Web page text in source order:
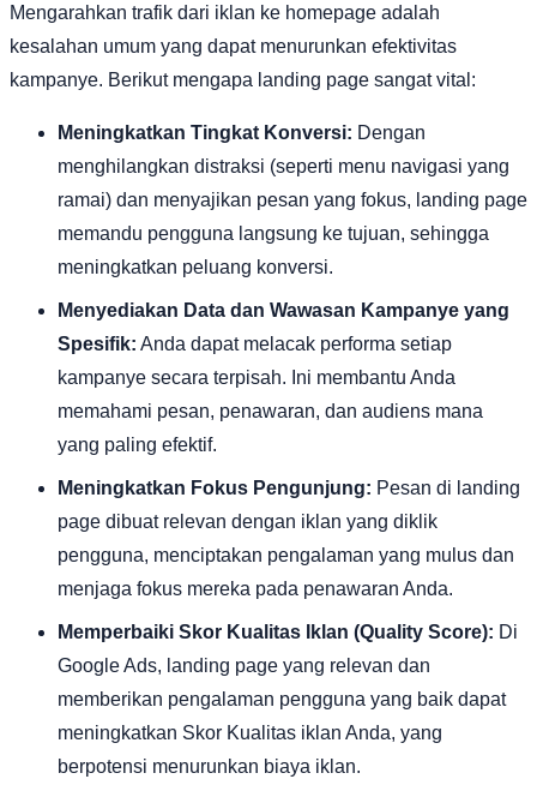
Mengarahkan trafik dari iklan ke homepage adalah
kesalahan umum yang dapat menurunkan efektivitas
kampanye. Berikut mengapa landing page sangat vital:
Meningkatkan Tingkat Konversi: Dengan
menghilangkan distraksi (seperti menu navigasi yang
ramai) dan menyajikan pesan yang fokus, landing page
memandu pengguna langsung ke tujuan, sehingga
meningkatkan peluang konversi.
Menyediakan Data dan Wawasan Kampanye yang
Spesifik: Anda dapat melacak performa setiap
kampanye secara terpisah. Ini membantu Anda
memahami pesan, penawaran, dan audiens mana
yang paling efektif.
Meningkatkan Fokus Pengunjung: Pesan di landing
page dibuat relevan dengan iklan yang diklik
pengguna, menciptakan pengalaman yang mulus dan
menjaga fokus mereka pada penawaran Anda.
Memperbaiki Skor Kualitas Iklan (Quality Score): Di
Google Ads, landing page yang relevan dan
memberikan pengalaman pengguna yang baik dapat
meningkatkan Skor Kualitas iklan Anda, yang
berpotensi menurunkan biaya iklan.